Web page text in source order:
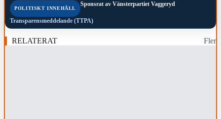
POLITISKT INNEHÅLL
Sponsrat av Vänsterpartiet Vaggeryd
Transparensmeddelande (TTPA)
RELATERAT Fler